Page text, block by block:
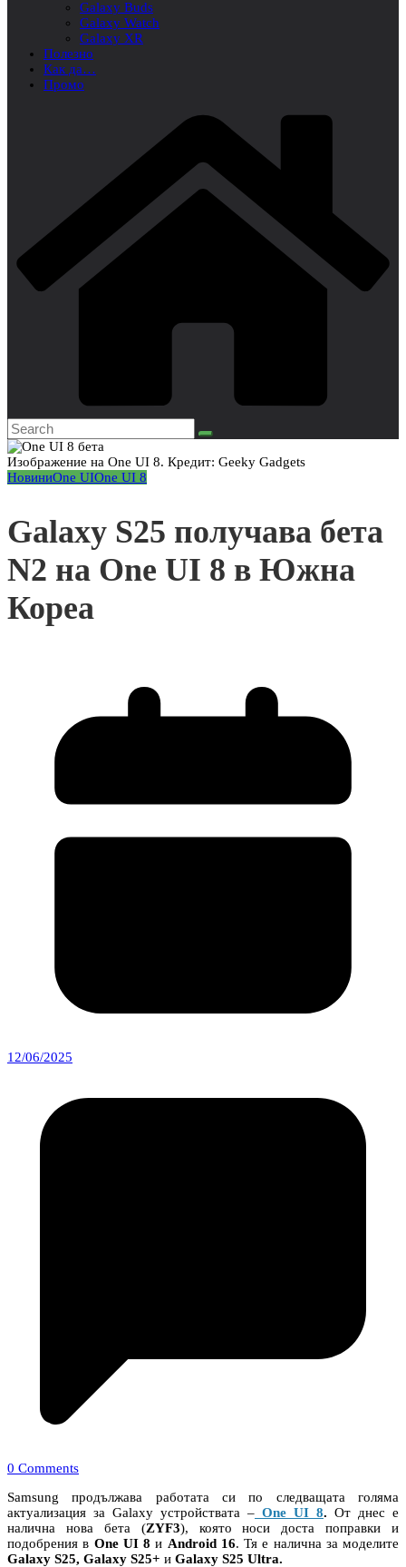
Galaxy Buds
Galaxy Watch
Galaxy XR
Полезно
Как да…
Промо
Изображение на One UI 8. Кредит: Geeky Gadgets
НовиниOne UIOne UI 8
Galaxy S25 получава бета
N2 на One UI 8 в Южна
Кореа
12/06/2025
0 Comments
Samsung продължава работата си по следващата голяма
актуализация за Galaxy устройствата – One UI 8. От днес е
налична нова бета (ZYF3), която носи доста поправки и
подобрения в One UI 8 и Android 16. Тя е налична за моделите
Galaxy S25, Galaxy S25+ и Galaxy S25 Ultra.